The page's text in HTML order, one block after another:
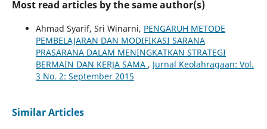
Most read articles by the same author(s)
Ahmad Syarif, Sri Winarni, PENGARUH METODE
PEMBELAJARAN DAN MODIFIKASI SARANA
PRASARANA DALAM MENINGKATKAN STRATEGI
BERMAIN DAN KERJA SAMA , Jurnal Keolahragaan: Vol.
3 No. 2: September 2015
Similar Articles